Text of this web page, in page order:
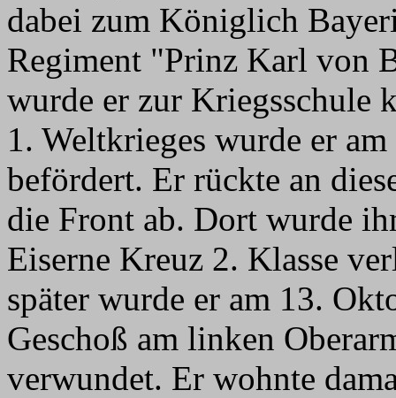
dabei zum Königlich
Regiment "Prinz Karl von
wurde er zur Kriegsschule
1. Weltkrieges wurde er
befördert. Er rückte an
die Front ab. Dort wurde
Eiserne Kreuz 2. Klasse
später wurde er am 13.
Geschoß am linken
verwundet. Er wohnte